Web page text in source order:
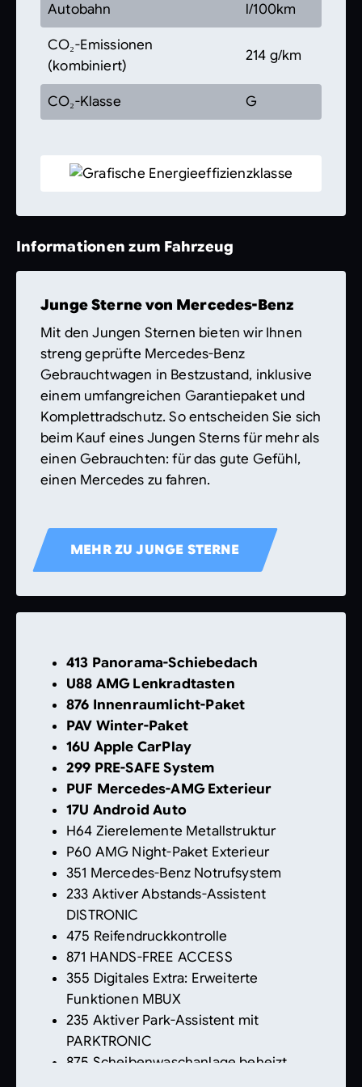
Autobahn l/100km
CO₂-Emissionen
(kombiniert)
214 g/km
CO₂-Klasse G
Informationen zum Fahrzeug
Junge Sterne von Mercedes-Benz
Mit den Jungen Sternen bieten wir Ihnen
streng geprüfte Mercedes-Benz
Gebrauchtwagen in Bestzustand, inklusive
einem umfangreichen Garantiepaket und
Komplettradschutz. So entscheiden Sie sich
beim Kauf eines Jungen Sterns für mehr als
einen Gebrauchten: für das gute Gefühl,
einen Mercedes zu fahren.
MEHR ZU JUNGE STERNE
413 Panorama-Schiebedach
U88 AMG Lenkradtasten
876 Innenraumlicht-Paket
PAV Winter-Paket
16U Apple CarPlay
299 PRE-SAFE System
PUF Mercedes-AMG Exterieur
17U Android Auto
H64 Zierelemente Metallstruktur
P60 AMG Night-Paket Exterieur
351 Mercedes-Benz Notrufsystem
233 Aktiver Abstands-Assistent
DISTRONIC
475 Reifendruckkontrolle
871 HANDS-FREE ACCESS
355 Digitales Extra: Erweiterte
Funktionen MBUX
235 Aktiver Park-Assistent mit
PARKTRONIC
875 Scheibenwaschanlage beheizt